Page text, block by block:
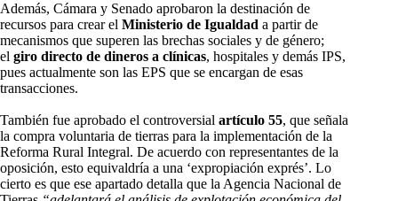
Además, Cámara y Senado aprobaron la destinación de
recursos para crear el Ministerio de Igualdad a partir de
mecanismos que superen las brechas sociales y de género;
el giro directo de dineros a clínicas, hospitales y demás IPS,
pues actualmente son las EPS que se encargan de esas
transacciones.
También fue aprobado el controversial artículo 55, que señala
la compra voluntaria de tierras para la implementación de la
Reforma Rural Integral. De acuerdo con representantes de la
oposición, esto equivaldría a una ‘expropiación exprés’. Lo
cierto es que ese apartado detalla que la Agencia Nacional de